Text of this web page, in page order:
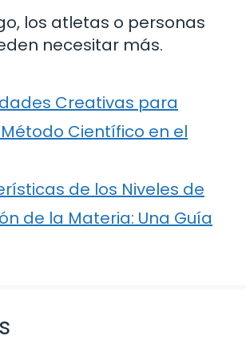
los atletas o personas
necesitar más.
Creativas para
Científico en el
de los Niveles de
de la Materia: Una Guía